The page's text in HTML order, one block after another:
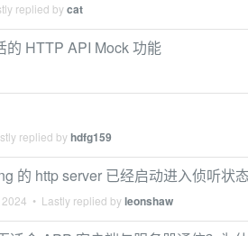
replied bycat
的 HTTP API Mock 功能
replied byhdfg159
的 http server 已经启动进入侦听状
• Lastly replied byleonshaw